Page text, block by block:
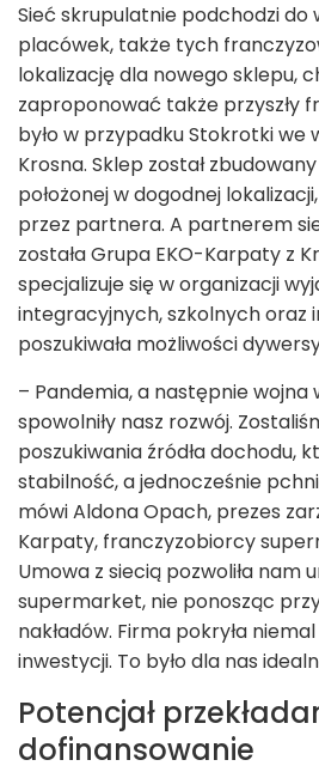
Sieć skrupulatnie podchodzi do
placówek, także tych
lokalizację dla nowego sklepu,
zaproponować także przyszły
było w przypadku Stokrotki we
Krosna. Sklep został
położonej w dogodnej
przez partnera. A partnerem
została Grupa EKO-Karpaty z
specjalizuje się w organizacji
integracyjnych, szkolnych oraz
poszukiwała możliwości
– Pandemia, a następnie wojna
spowolniły nasz rozwój.
poszukiwania źródła dochodu,
stabilność, a jednocześnie
mówi Aldona Opach, prezes
Karpaty, franczyzobiorcy
Umowa z siecią pozwoliła nam
supermarket, nie ponosząc
nakładów. Firma pokryła
inwestycji. To było dla nas
Potencjał
dofinansowanie